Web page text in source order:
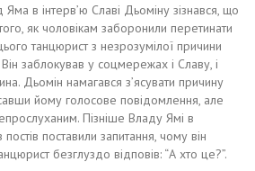
в інтерв’ю Славі Дьоміну зізнався, що
як чоловікам заборонили перетинати
танцюрист з незрозумілої причини
заблокував у соцмережах і Славу, і
Дьомін намагався з’ясувати причину
йому голосове повідомлення, але
Пізніше Владу Ямі в
поставили запитання, чому він
безглуздо відповів: “А хто це?”.